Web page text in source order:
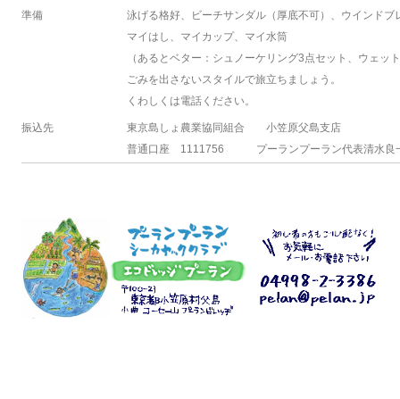
準備
泳げる格好、ビーチサンダル（厚底不可）、ウインドブ
マイはし、マイカップ、マイ水筒
（あるとベター：シュノーケリング3点セット、ウェッ
ごみを出さないスタイルで旅立ちましょう。
くわしくは電話ください。
振込先
東京島しょ農業協同組合 小笠原父島支店
普通口座 1111756 プーランプーラン代表清水良